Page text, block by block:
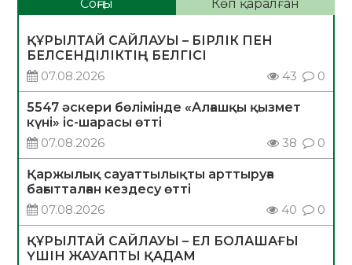
Соңғы Көп қаралған
ҚҰРЫЛТАЙ САЙЛАУЫ – БІРЛІК ПЕН
БЕЛСЕНДІЛІКТІҢ БЕЛГІСІ
07.08.2026
43 0
5547 әскери бөлімінде «Алғашқы қызмет
күні» іс-шарасы өтті
07.08.2026
38 0
Қаржылық сауаттылықты арттыруға
бағытталған кездесу өтті
07.08.2026
40 0
ҚҰРЫЛТАЙ САЙЛАУЫ – ЕЛ БОЛАШАҒЫ
ҮШІН ЖАУАПТЫ ҚАДАМ